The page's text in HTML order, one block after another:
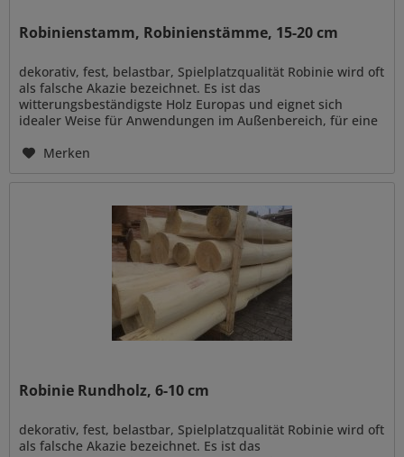
Robinienstamm, Robinienstämme, 15-20 cm
dekorativ, fest, belastbar, Spielplatzqualität Robinie wird oft
als falsche Akazie bezeichnet. Es ist das
witterungsbeständigste Holz Europas und eignet sich
idealer Weise für Anwendungen im Außenbereich, für eine
Merken
Robinie Rundholz, 6-10 cm
dekorativ, fest, belastbar, Spielplatzqualität Robinie wird oft
als falsche Akazie bezeichnet. Es ist das